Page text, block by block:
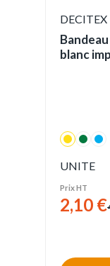
DECITEX
blanc
UNITE
Prix HT
2,10 €